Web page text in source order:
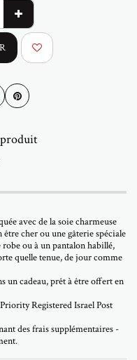
avec de la soie charmeuse
être cher ou une gâterie spéciale
ou à un pantalon habillé,
quelle tenue, de jour comme
un cadeau, prêt à être offert en
Registered Israel Post
des frais supplémentaires -